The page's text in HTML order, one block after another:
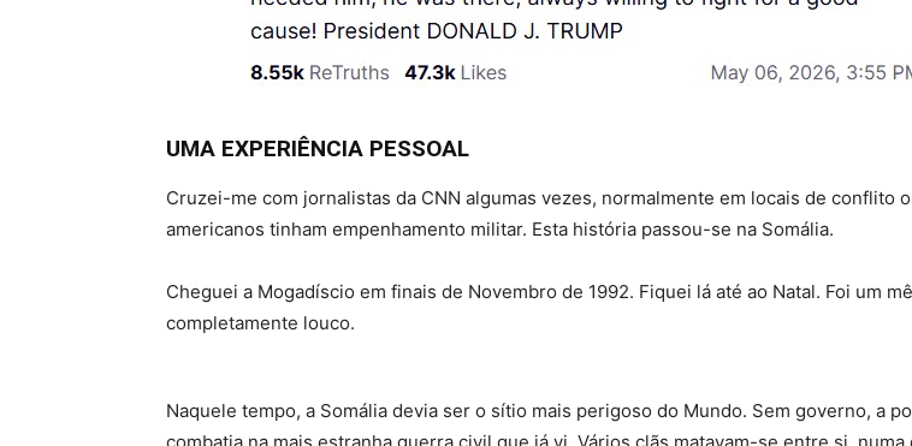
UMA EXPERIÊNCIA PESSOAL
Cruzei-me com jornalistas da CNN algumas vezes, normalmente em locais de conflito
americanos tinham empenhamento militar. Esta história passou-se na Somália.
Cheguei a Mogadíscio em finais de Novembro de 1992. Fiquei lá até ao Natal. Foi um
completamente louco.
Naquele tempo, a Somália devia ser o sítio mais perigoso do Mundo. Sem governo, a